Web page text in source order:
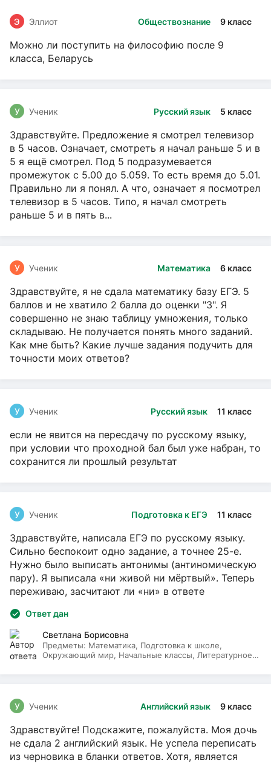
Обществознание 9 класс
Э Эллиот
Можно ли поступить на философию после 9
класса, Беларусь
Русский язык 5 класс
У Ученик
Здравствуйте. Предложение я смотрел телевизор
в 5 часов. Означает, смотреть я начал раньше 5 и в
5 я ещё смотрел. Под 5 подразумевается
промежуток с 5.00 до 5.059. То есть время до 5.01.
Правильно ли я понял. А что, означает я посмотрел
телевизор в 5 часов. Типо, я начал смотреть
раньше 5 и в пять в...
Математика 6 класс
У Ученик
Здравствуйте, я не сдала математику базу ЕГЭ. 5
баллов и не хватило 2 балла до оценки "3". Я
совершенно не знаю таблицу умножения, только
складываю. Не получается понять много заданий.
Как мне быть? Какие лучше задания подучить для
точности моих ответов?
Русский язык 11 класс
У Ученик
если не явится на пересдачу по русскому языку,
при условии что проходной бал был уже набран, то
сохранится ли прошлый результат
Подготовка к ЕГЭ 11 класс
У Ученик
Здравствуйте, написала ЕГЭ по русскому языку.
Сильно беспокоит одно задание, а точнее 25-е.
Нужно было выписать антонимы (антиномическую
пару). Я выписала «ни живой ни мёртвый». Теперь
переживаю, засчитают ли «ни» в ответе
Ответ дан
Светлана Борисовна
Предметы: Математика, Подготовка к школе,
Окружающий мир, Начальные классы, Литературное
Английский язык 9 класс
У Ученик
Здравствуйте! Подскажите, пожалуйста. Моя дочь
не сдала 2 английский язык. Не успела переписать
из черновика в бланки ответов. Хотя, является